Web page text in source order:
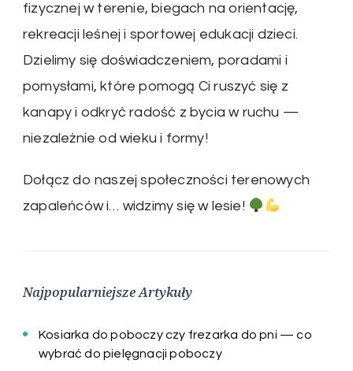
fizycznej w terenie, biegach na orientację,
rekreacji leśnej i sportowej edukacji dzieci.
Dzielimy się doświadczeniem, poradami i
pomysłami, które pomogą Ci ruszyć się z
kanapy i odkryć radość z bycia w ruchu —
niezależnie od wieku i formy!
Dołącz do naszej społeczności terenowych
zapaleńców i… widzimy się w lesie!
Najpopularniejsze Artykuły
Kosiarka do poboczy czy frezarka do pni — co
wybrać do pielęgnacji poboczy